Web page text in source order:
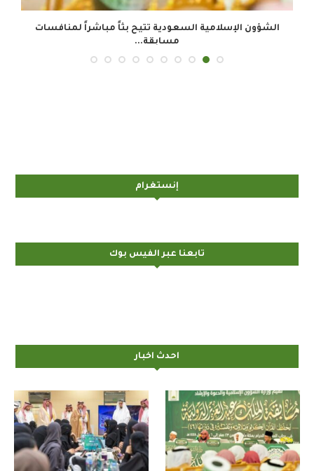
الشؤون الإسلامية السعودية تتيح بثاً مباشراً لمنافسات
مسابقة...
إنستغرام
تابعنا عبر الفيس بوك
احدث اخبار